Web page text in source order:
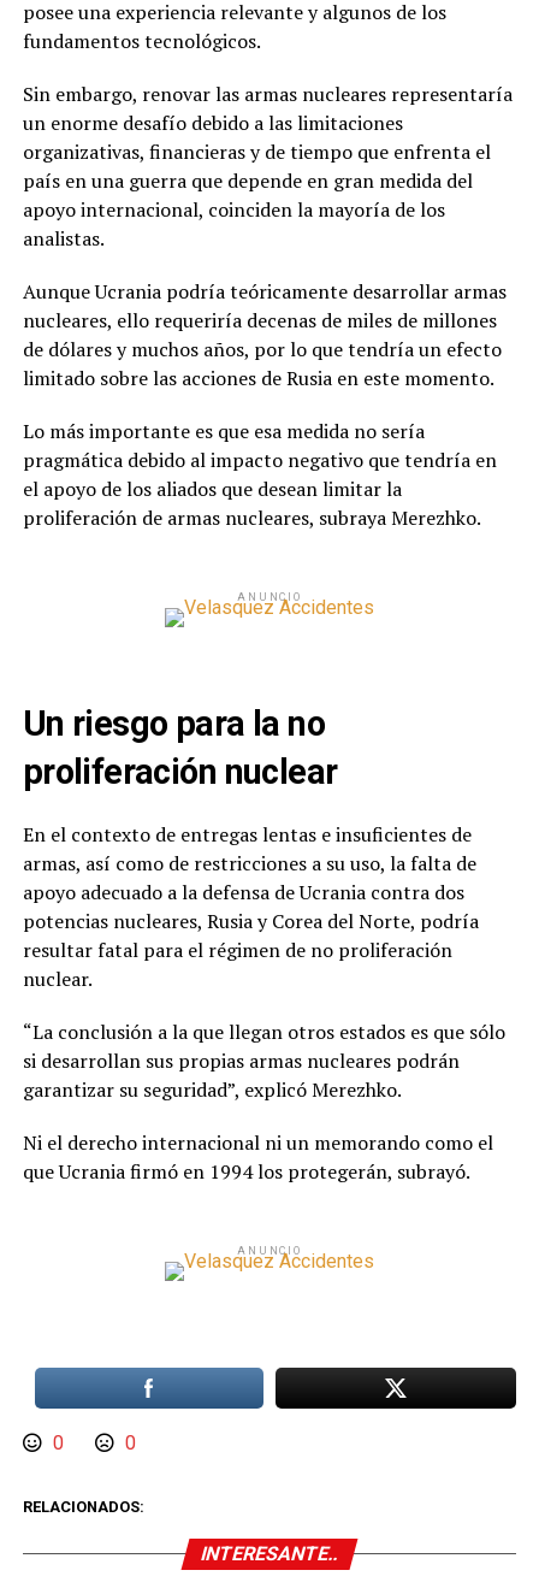
posee una experiencia relevante y algunos de los
fundamentos tecnológicos.
Sin embargo, renovar las armas nucleares representaría
un enorme desafío debido a las limitaciones
organizativas, financieras y de tiempo que enfrenta el
país en una guerra que depende en gran medida del
apoyo internacional, coinciden la mayoría de los
analistas.
Aunque Ucrania podría teóricamente desarrollar armas
nucleares, ello requeriría decenas de miles de millones
de dólares y muchos años, por lo que tendría un efecto
limitado sobre las acciones de Rusia en este momento.
Lo más importante es que esa medida no sería
pragmática debido al impacto negativo que tendría en
el apoyo de los aliados que desean limitar la
proliferación de armas nucleares, subraya Merezhko.
ANUNCIO
Un riesgo para la no
proliferación nuclear
En el contexto de entregas lentas e insuficientes de
armas, así como de restricciones a su uso, la falta de
apoyo adecuado a la defensa de Ucrania contra dos
potencias nucleares, Rusia y Corea del Norte, podría
resultar fatal para el régimen de no proliferación
nuclear.
“La conclusión a la que llegan otros estados es que sólo
si desarrollan sus propias armas nucleares podrán
garantizar su seguridad”, explicó Merezhko.
Ni el derecho internacional ni un memorando como el
que Ucrania firmó en 1994 los protegerán, subrayó.
ANUNCIO
0 0
RELACIONADOS:
INTERESANTE..